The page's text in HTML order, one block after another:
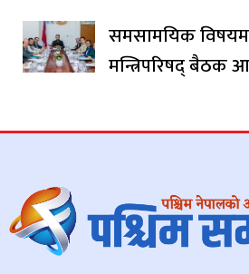
समसामयिक
मन्त्रिपरिषद् बैठक